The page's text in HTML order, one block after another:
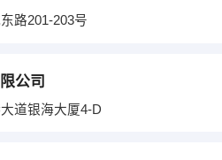
路201-203号
公司
道银海大厦4-D